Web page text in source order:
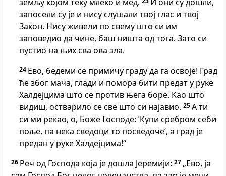
запосели су је и нису слушали твој глас и твој
Закон. Нису живели по свему што си им
заповедио да чине, баш ништа од тога. Зато си
пустио на њих сва ова зла.
24 Ево, бедеми се примичу граду да га освоје! Град
ће због мача, глади и помора бити предат у руке
Халдејцима што се против њега боре. Као што
видиш, остварило се све што си најавио. 25А ти
си ми рекао, о, Боже Господе: ’Купи сребром себи
поље, па нека сведоци то посведоче’, а град је
предан у руке Халдејцима!“
26 Реч од Господа која је дошла Јеремији: 27 „Ево, ја